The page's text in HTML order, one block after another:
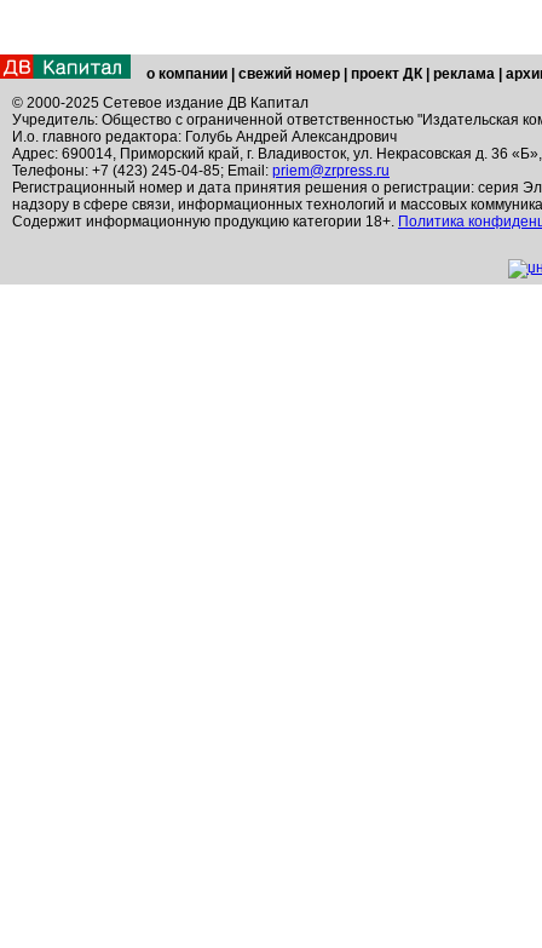
о компании свежий номер проект ДК реклама
© 2000-2025 Сетевое издание ДВ Капитал
Учредитель: Общество с ограниченной ответственностью "Издательская
И.о. главного редактора: Голубь Андрей Александрович
Адрес: 690014, Приморский край, г. Владивосток, ул. Некрасовская д. 36
Телефоны: +7 (423) 245-04-85; Email: priem@zrpress.ru
Регистрационный номер и дата принятия решения о регистрации: серия
надзору в сфере связи, информационных технологий и массовых
Содержит информационную продукцию категории 18+. Политика